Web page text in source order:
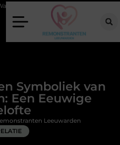
voor de toekomst van online
Symboliek van
Een Eeuwige
Leeuwarden